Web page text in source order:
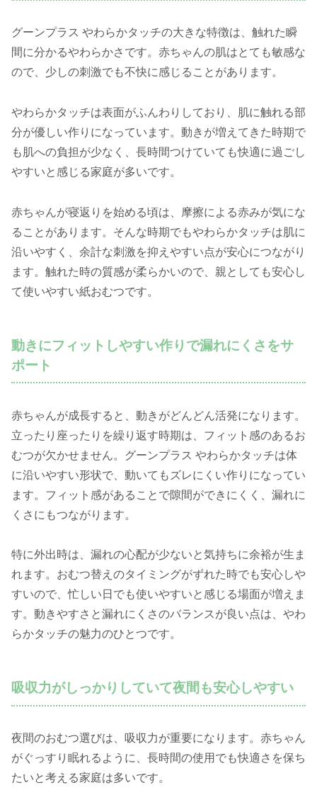
グーンプラス やわらかタッチの大きな特徴は、触れた瞬
間に分かるやわらかさです。赤ちゃんの肌はとても敏感な
ので、少しの刺激でも不快に感じることがあります。
やわらかタッチは表面がふんわりしており、肌に触れる部
分が優しい作りになっています。動きが増えてきた時期で
も肌への負担が少なく、長時間つけていても快適に過ごし
やすいと感じる家庭が多いです。
赤ちゃんが寝返りを始める頃は、摩擦による赤みが気にな
ることがあります。そんな時期でもやわらかタッチは肌に
沿いやすく、余計な刺激を抑えやすい点が安心につながり
ます。触れた時の質感が柔らかいので、親としても安心し
て使いやすい紙おむつです。
動きにフィットしやすい作りで漏れにくさをサ
ポート
赤ちゃんが成長すると、動きがどんどん活発になります。
立ったり座ったりを繰り返す時期は、フィット感のあるお
むつが欠かせません。グーンプラス やわらかタッチは体
に沿いやすい形状で、動いてもズレにくい作りになってい
ます。フィット感があることで隙間ができにくく、漏れに
くさにもつながります。
特に外出時は、漏れの心配が少ないと気持ちに余裕が生ま
れます。おむつ替えのタイミングがずれた時でも安心しや
すいので、忙しい日でも使いやすいと感じる場面が増えま
す。動きやすさと漏れにくさのバランスが良い点は、やわ
らかタッチの魅力のひとつです。
吸収力がしっかりしていて夜間も安心しやすい
夜間のおむつ選びは、吸収力が重要になります。赤ちゃん
がぐっすり眠れるように、長時間の使用でも快適さを保ち
たいと考える家庭は多いです。